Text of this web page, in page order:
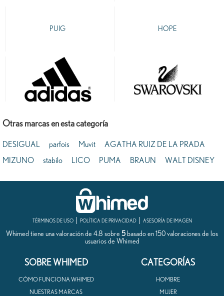
PUIG HOPE
Otras marcas en esta categoría
DESIGUAL parfois Muvit
AGATHA RUIZ DE LA PRADA
MIZUNO
stabilo LICO PUMA BRAUN WALT DISNEY
TÉRMINOS DE USO POLÍTICA DE PRIVACIDAD ASESORÍA DE IMAGEN
Whimed tiene una valoración de 4.8 sobre 5 basado en 150 valoraciones de los
usuarios de Whimed
SOBRE WHIMED
CÓMO FUNCIONA WHIMED
NUESTRAS MARCAS
CATEGORÍAS
HOMBRE
MUJER